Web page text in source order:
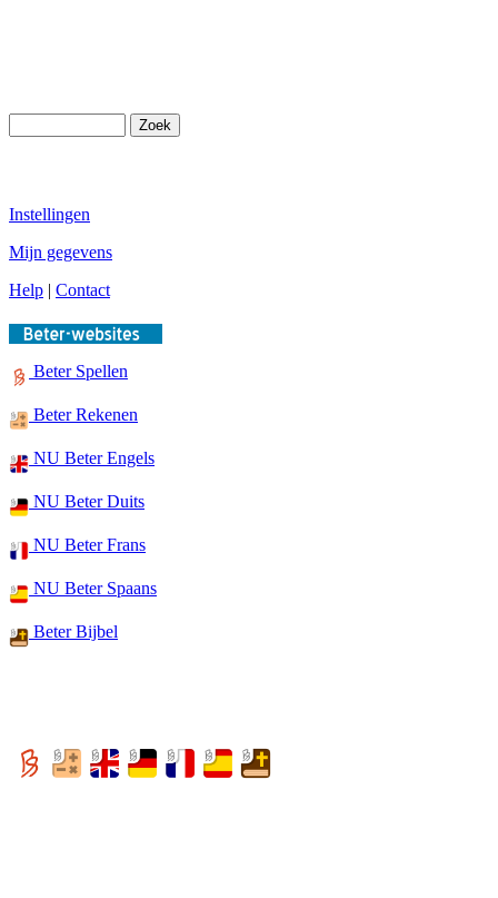
Instellingen
Mijn gegevens
Help | Contact
Beter Spellen
Beter Rekenen
NU Beter Engels
NU Beter Duits
NU Beter Frans
NU Beter Spaans
Beter Bijbel